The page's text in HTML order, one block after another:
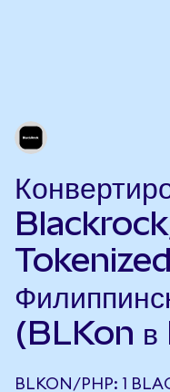
(BLKon в
BLKON/PHP: 1